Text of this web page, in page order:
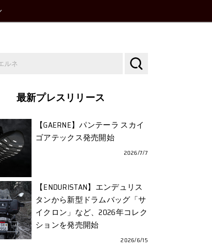
最新プレスリリース
【GAERNE】パンテーラ スカイ
ゴアテックス発売開始
2026/7/7
【ENDURISTAN】エンデュリス
タンから新型ドラムバッグ「サ
イクロン」など、2026年コレク
ションを発売開始
2026/6/15